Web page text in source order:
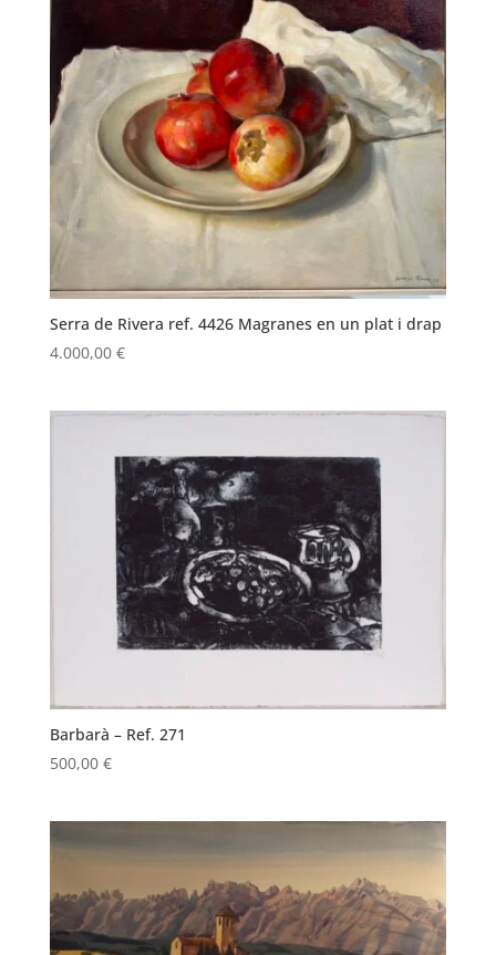
Serra de Rivera ref. 4426 Magranes en un plat i drap
4.000,00 €
Barbarà – Ref. 271
500,00 €